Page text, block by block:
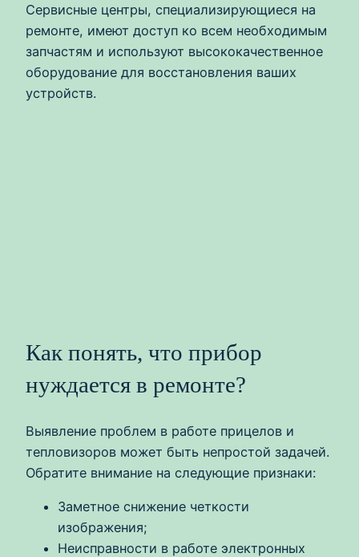
Сервисные центры, специализирующиеся на
ремонте, имеют доступ ко всем необходимым
запчастям и используют высококачественное
оборудование для восстановления ваших
устройств.
Как понять, что прибор
нуждается в ремонте?
Выявление проблем в работе прицелов и
тепловизоров может быть непростой задачей.
Обратите внимание на следующие признаки:
Заметное снижение четкости
изображения;
Неисправности в работе электронных